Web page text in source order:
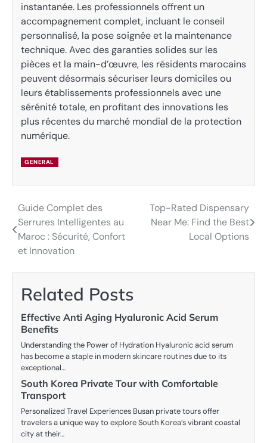
instantanée. Les professionnels offrent un
accompagnement complet, incluant le conseil
personnalisé, la pose soignée et la maintenance
technique. Avec des garanties solides sur les
pièces et la main-d’œuvre, les résidents marocains
peuvent désormais sécuriser leurs domiciles ou
leurs établissements professionnels avec une
sérénité totale, en profitant des innovations les
plus récentes du marché mondial de la protection
numérique.
GENERAL
Post
navigation
Guide Complet des
Serrures Intelligentes au
Maroc : Sécurité, Confort
et Innovation
Top-Rated Dispensary
Near Me: Find the Best
Local Options
Related Posts
Effective Anti Aging Hyaluronic Acid Serum
Benefits
Understanding the Power of Hydration Hyaluronic acid serum
has become a staple in modern skincare routines due to its
exceptional…
South Korea Private Tour with Comfortable
Transport
Personalized Travel Experiences Busan private tours offer
travelers a unique way to explore South Korea’s vibrant coastal
city at their…